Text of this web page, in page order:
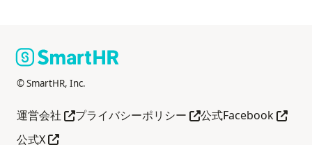
© SmartHR, Inc.
運営会社Abra em outra guia
プライバシーポリシー Abra em outra guia
公式FacebookAbra
公式XAbra em outra guia